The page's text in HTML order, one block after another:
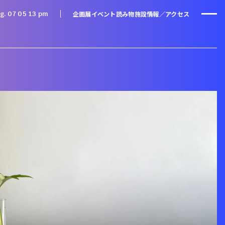
07 05 :13 pm 企画展イベント読み物施設情報／アクセス